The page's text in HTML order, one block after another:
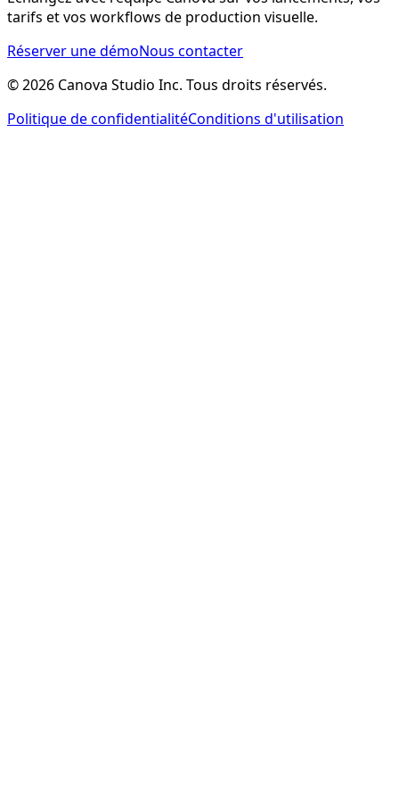
tarifs et vos workflows de production visuelle.
Réserver une démoNous contacter
© 2026 Canova Studio Inc. Tous droits réservés.
Politique de confidentialitéConditions d'utilisation